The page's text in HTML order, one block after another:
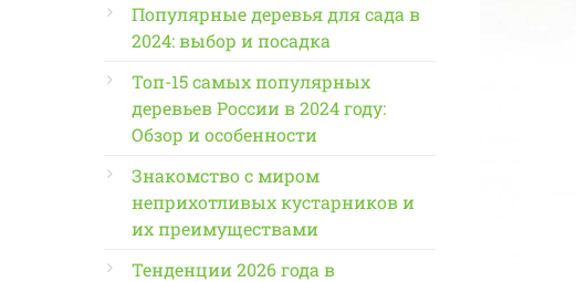
Популярные деревья для сада в
2024: выбор и посадка
Топ-15 самых популярных
деревьев России в 2024 году:
Обзор и особенности
Знакомство с миром
неприхотливых кустарников и
их преимуществами
Тенденции 2026 года в